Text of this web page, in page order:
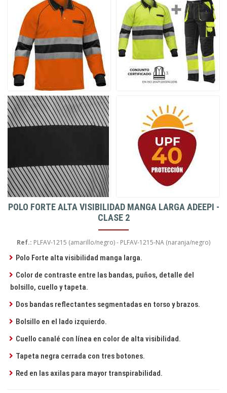
POLO FORTE ALTA VISIBILIDAD MANGA LARGA ADEEPI -
CLASE 2
Ref.: PLFAV-1215 (amarillo/negro) - PLFAV-1215-NA (naranja/negro)
Polo Forte alta visibilidad manga larga.
Color de contraste entre las bandas, puños, detalle del
bolsillo, cuello y tapeta.
Dos bandas reflectantes segmentadas en torso y brazos.
Bolsillo en el lado izquierdo.
Cuello canalé con línea en color de alta visibilidad.
Tapeta negra cerrada con tres botones.
Red en las axilas para mayor transpirabilidad.